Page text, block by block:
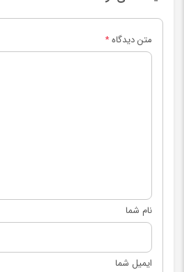
متن دیدگاه*
نام شما
ایمیل شما